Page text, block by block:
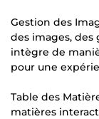
Gestion des
des images, des
intègre de
pour une
Table des
matières